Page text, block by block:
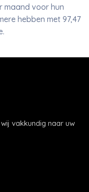
maand voor hun
hebben met 97,47
vakkundig naar uw